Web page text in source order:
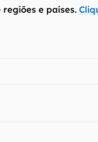
e países.
e manter
ou operadora
erros ou
informações.